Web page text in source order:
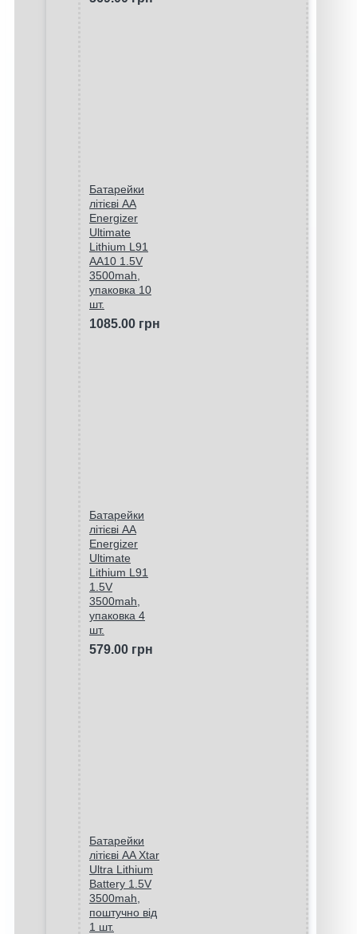
Батарейки
літієві AA
Energizer
Ultimate
Lithium L91
AA10 1.5V
3500mah,
упаковка 10
шт.
1085.00 грн
Батарейки
літієві AA
Energizer
Ultimate
Lithium L91
1.5V
3500mah,
упаковка 4
шт.
579.00 грн
Батарейки
літієві AA Xtar
Ultra Lithium
Battery 1.5V
3500mah,
поштучно від
1 шт.